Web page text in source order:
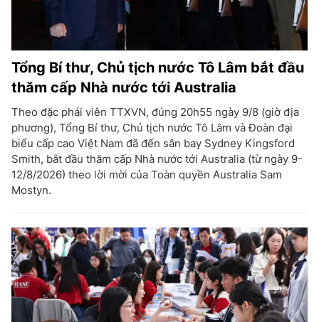
Tổng Bí thư, Chủ tịch nước Tô Lâm bắt đầu
thăm cấp Nhà nước tới Australia
Theo đặc phái viên TTXVN, đúng 20h55 ngày 9/8 (giờ địa
phương), Tổng Bí thư, Chủ tịch nước Tô Lâm và Đoàn đại
biểu cấp cao Việt Nam đã đến sân bay Sydney Kingsford
Smith, bắt đầu thăm cấp Nhà nước tới Australia (từ ngày 9-
12/8/2026) theo lời mời của Toàn quyền Australia Sam
Mostyn.